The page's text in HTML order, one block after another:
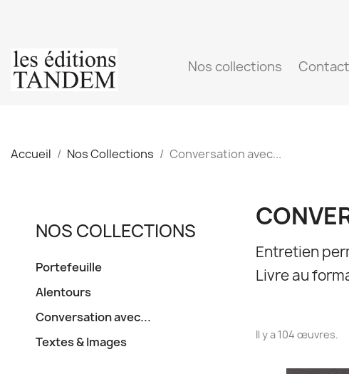
Nos collections Contact
Accueil Nos Collections Conversation avec...
NOS COLLECTIONS
Portefeuille
Alentours
Conversation avec...
Textes & Images
Entretien
Livre au
Il y a 104 œuvres.